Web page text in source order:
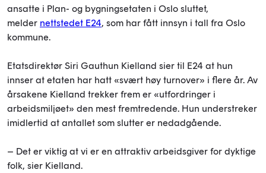
ansatte i Plan- og bygningsetaten i Oslo sluttet,
melder nettstedet E24, som har fått innsyn i tall fra Oslo
kommune.
Etatsdirektør Siri Gauthun Kielland sier til E24 at hun
innser at etaten har hatt «svært høy turnover» i flere år. Av
årsakene Kielland trekker frem er «utfordringer i
arbeidsmiljøet» den mest fremtredende. Hun understreker
imidlertid at antallet som slutter er nedadgående.
– Det er viktig at vi er en attraktiv arbeidsgiver for dyktige
folk, sier Kielland.